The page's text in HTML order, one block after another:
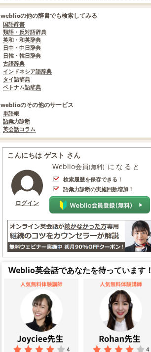
weblioの他の辞書でも検索してみる
国語辞書
類語・反対語辞典
英和・和英辞典
日中・中日辞典
日韓・韓日辞典
古語辞典
インドネシア語辞典
タイ語辞典
ベトナム語辞典
weblioのその他のサービス
単語帳
語彙力診断
英会話コラム
こんにちは ゲスト さん
ログイン
Weblio会員(無料) になると
検索履歴を保存できる！
語彙力診断の実施回数増加！
Weblio英会話であなたを待っています！